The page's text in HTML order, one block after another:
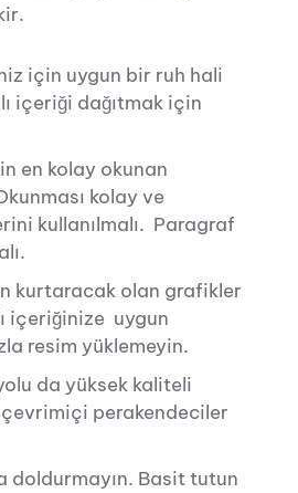
için uygun bir ruh hali
içeriği dağıtmak için
en kolay okunan
kolay ve
kullanılmalı. Paragraf
kurtaracak olan grafikler
içeriğinize uygun
resim yüklemeyin.
da yüksek kaliteli
perakendeciler
doldurmayın. Basit tutun